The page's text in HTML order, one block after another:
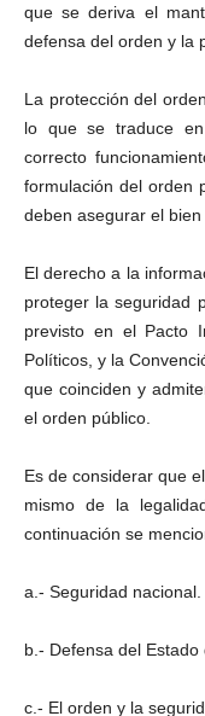
que se deriva el
defensa del orden y la
La protección del
lo que se traduce
correcto
formulación del orden
deben asegurar el
El derecho a la
proteger la seguridad
previsto en el Pacto
Políticos, y la
que coinciden y
el orden público.
Es de considerar que
mismo de la
continuación se
a.- Seguridad nacional.
b.- Defensa del Estado
c.- El orden y la